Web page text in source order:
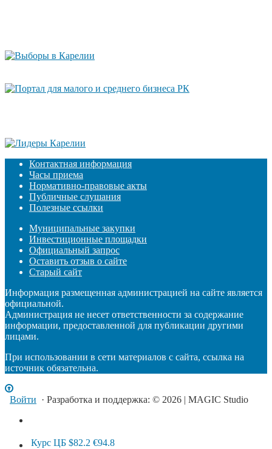
Контактная информация
Часы приема
Нормативно-правовые акты
Публичные слушания
Полезные ссылки
Муниципальные закупки
Инвестиционные площадки
Официальный запрос
Оставить отзыв о сайте
Старый сайт
Информация размещенная администрацией на сайте является
официальной.
Администрация не несет ответственности за содержание
информации, предоставленной для публикации другими
лицами.
При использовании в сети материалов с сайта, ссылка на
источник обязательна.
Войти · Разработка и поддержка: © 2026 | MAGIC Studio
Курс ЦБ $82.2 €94.8